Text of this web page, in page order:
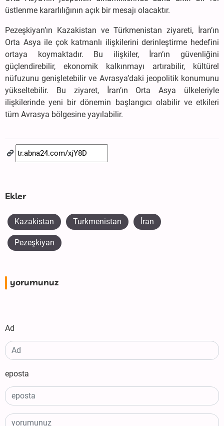
üstlenme kararlılığının açık bir mesajı olacaktır.
Pezeşkiyan’ın Kazakistan ve Türkmenistan ziyareti, İran’ın
Orta Asya ile çok katmanlı ilişkilerini derinleştirme hedefini
ortaya koymaktadır. Bu ilişkiler, İran’ın güvenliğini
güçlendirebilir, ekonomik kalkınmayı artırabilir, kültürel
nüfuzunu genişletebilir ve Avrasya’daki jeopolitik konumunu
yükseltebilir. Bu ziyaret, İran’ın Orta Asya ülkeleriyle
ilişkilerinde yeni bir dönemin başlangıcı olabilir ve etkileri
tüm Avrasya bölgesine yayılabilir.
Ekler
Kazakistan Turkmenistan İran
Pezeşkiyan
yorumunuz
Ad
eposta